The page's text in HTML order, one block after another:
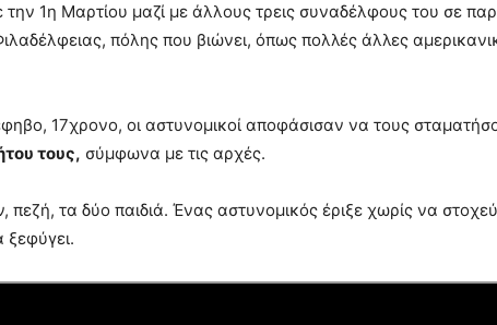
την 1η Μαρτίου μαζί με άλλους τρεις συναδέλφους του σε
πόλης που βιώνει, όπως πολλές άλλες
17χρονο, οι αστυνομικοί αποφάσισαν να τους
τους, σύμφωνα με τις αρχές.
πεζή, τα δύο παιδιά. Ένας αστυνομικός έριξε χωρίς να
ξεφύγει.